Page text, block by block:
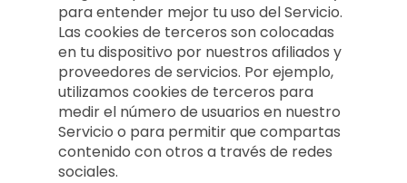
para entender mejor tu uso del Servicio.
Las cookies de terceros son colocadas
en tu dispositivo por nuestros afiliados y
proveedores de servicios. Por ejemplo,
utilizamos cookies de terceros para
medir el número de usuarios en nuestro
Servicio o para permitir que compartas
contenido con otros a través de redes
sociales.